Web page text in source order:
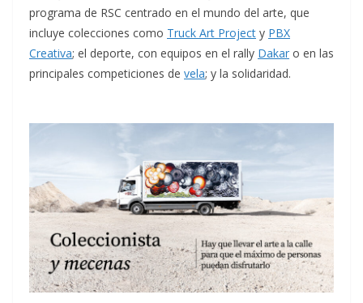
programa de RSC centrado en el mundo del arte, que
incluye colecciones como Truck Art Project y PBX
Creativa; el deporte, con equipos en el rally Dakar o en las
principales competiciones de vela; y la solidaridad.